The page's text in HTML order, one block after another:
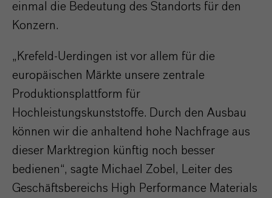
einmal die Bedeutung des Standorts für den
Konzern.
„Krefeld-Uerdingen ist vor allem für die
europäischen Märkte unsere zentrale
Produktionsplattform für
Hochleistungskunststoffe. Durch den Ausbau
können wir die anhaltend hohe Nachfrage aus
dieser Marktregion künftig noch besser
bedienen“, sagte Michael Zobel, Leiter des
Geschäftsbereichs High Performance Materials